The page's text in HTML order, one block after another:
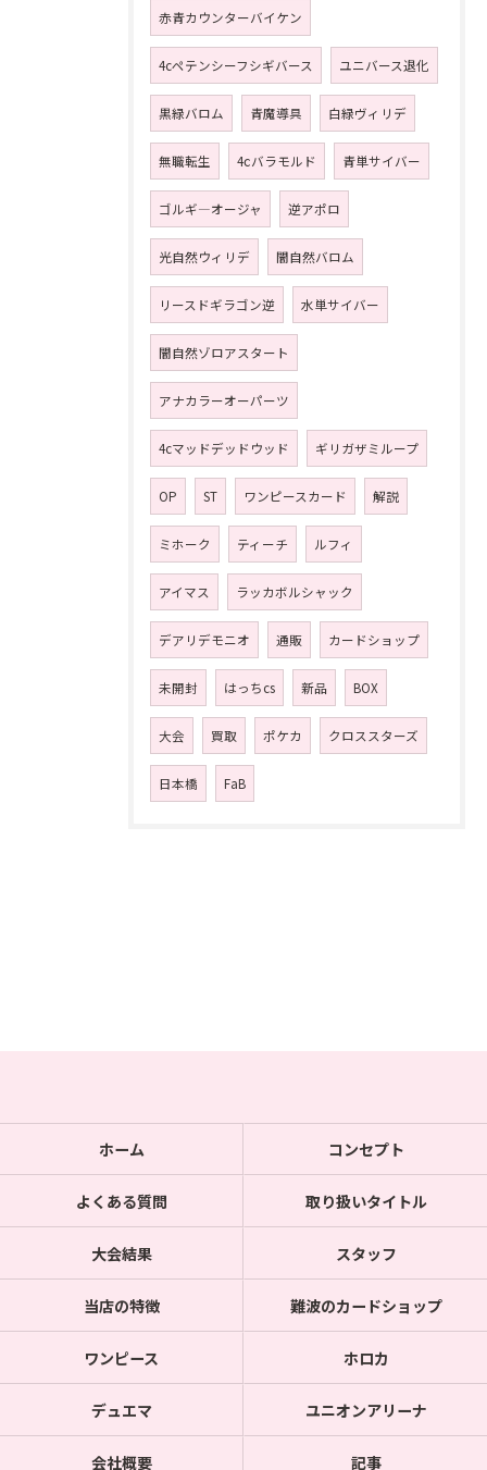
赤青カウンターバイケン
4cペテンシーフシギバース ユニバース退化
黒緑バロム 青魔導具 白緑ヴィリデ
無職転生 4ⅽバラモルド 青単サイバー
ゴルギ―オージャ 逆アポロ
光自然ウィリデ 闇自然バロム
リースドギラゴン逆 水単サイバー
闇自然ゾロアスタート
アナカラーオーパーツ
4cマッドデッドウッド ギリガザミループ
OP ST ワンピースカード 解説
ミホーク ティーチ ルフィ
アイマス ラッカボルシャック
デアリデモニオ 通販 カードショップ
未開封 はっちcs 新品 BOX
大会 買取 ポケカ クロススターズ
日本橋 FaB
ホーム コンセプト
よくある質問 取り扱いタイトル
大会結果 スタッフ
当店の特徴 難波のカードショップ
ワンピース ホロカ
デュエマ ユニオンアリーナ
会社概要 記事